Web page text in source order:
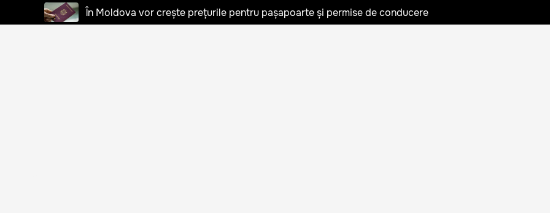
În Moldova vor crește prețurile pentru pașapoarte și permise de conducere